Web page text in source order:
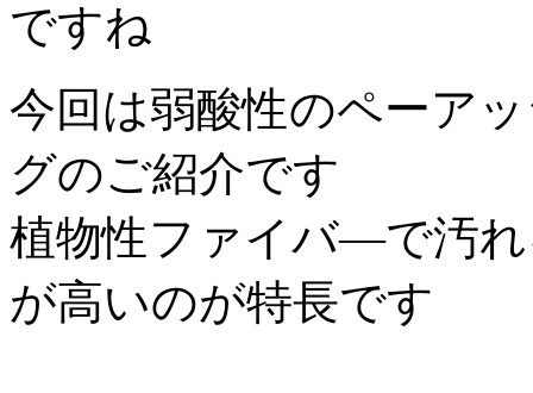
ですね
今回は弱酸性のペーア
グのご紹介です
植物性ファイバ―で汚
が高いのが特長です